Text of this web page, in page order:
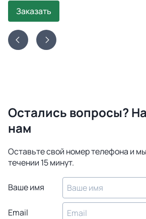
Заказать
Остались вопросы?
нам
Оставьте свой номер телефона и
течении 15 минут.
Ваше имя
Email